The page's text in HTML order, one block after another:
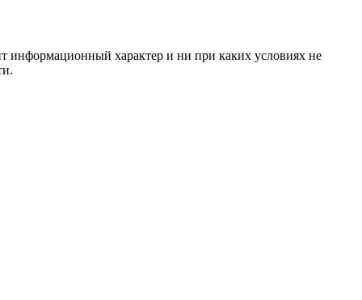
информационный характер и ни при каких условиях не